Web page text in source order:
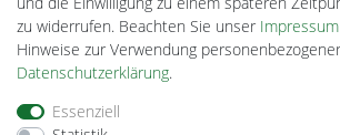
Wallbox24
zu widerrufen. Beachten Sie unser Impressum
Hinweise zur Verwendung
Daten­schutz­erklärung.
Essenziell